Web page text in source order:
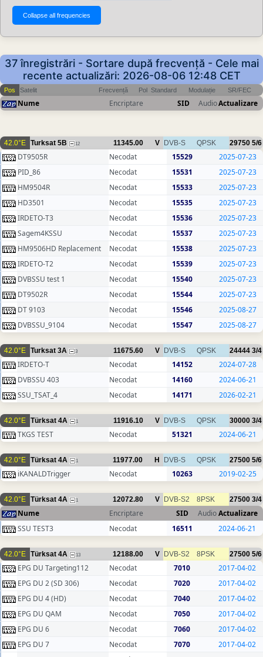
37 înregistrări - Sortare după frecvență - Cele mai
recente actualizări: 2026-08-06 12:48 CET
Pos Satelit Frecvență Pol Standard Modulație SR/FEC
Nume Encriptare SID AudioActualizare
42.0°E Turksat 5B 12 11345.00 V DVB-S QPSK 29750 5/6
DT9505R Necodat 15529
2025-07-23
PID_86
Necodat 15531
2025-07-23
HM9504R
Necodat 15533
2025-07-23
HD3501
Necodat 15535
2025-07-23
IRDETO-T3
Necodat 15536
2025-07-23
Sagem4KSSU
Necodat 15537
2025-07-23
HM9506HD Replacement
Necodat 15538
2025-07-23
IRDETO-T2
Necodat 15539
2025-07-23
DVBSSU test 1
Necodat 15540
2025-07-23
DT9502R
Necodat 15544
2025-07-23
DT 9103
Necodat 15546
2025-08-27
DVBSSU_9104
Necodat 15547 2025-08-27
42.0°E Turksat 3A 3 11675.60 V DVB-S QPSK 24444 3/4
IRDETO-T Necodat 14152
2024-07-28
DVBSSU 403
Necodat 14160
2024-06-21
SSU_TSAT_4
Necodat 14171 2026-02-21
42.0°E Türksat 4A 1 11916.10 V DVB-S QPSK 30000 3/4
TKGS TEST Necodat 51321 2024-06-21
42.0°E Türksat 4A 1 11977.00 H DVB-S QPSK 27500 5/6
iKANALDTrigger Necodat 10263 2019-02-25
42.0°E Türksat 4A 1 12072.80 V DVB-S2 8PSK 27500 3/4
Nume Encriptare SID AudioActualizare
SSU TEST3
Necodat 16511 2024-06-21
42.0°E Türksat 4A 13 12188.00 V DVB-S2 8PSK 27500 5/6
EPG DU Targeting112 Necodat 7010
2017-04-02
EPG DU 2 (SD 306)
Necodat 7020
2017-04-02
EPG DU 4 (HD)
Necodat 7040
2017-04-02
EPG DU QAM
Necodat 7050
2017-04-02
EPG DU 6
Necodat 7060
2017-04-02
EPG DU 7
Necodat 7070
2017-04-02